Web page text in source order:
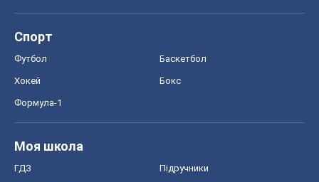
Спорт
Футбол Баскетбол
Хокей Бокс
Формула-1
Моя школа
ГДЗ Підручники